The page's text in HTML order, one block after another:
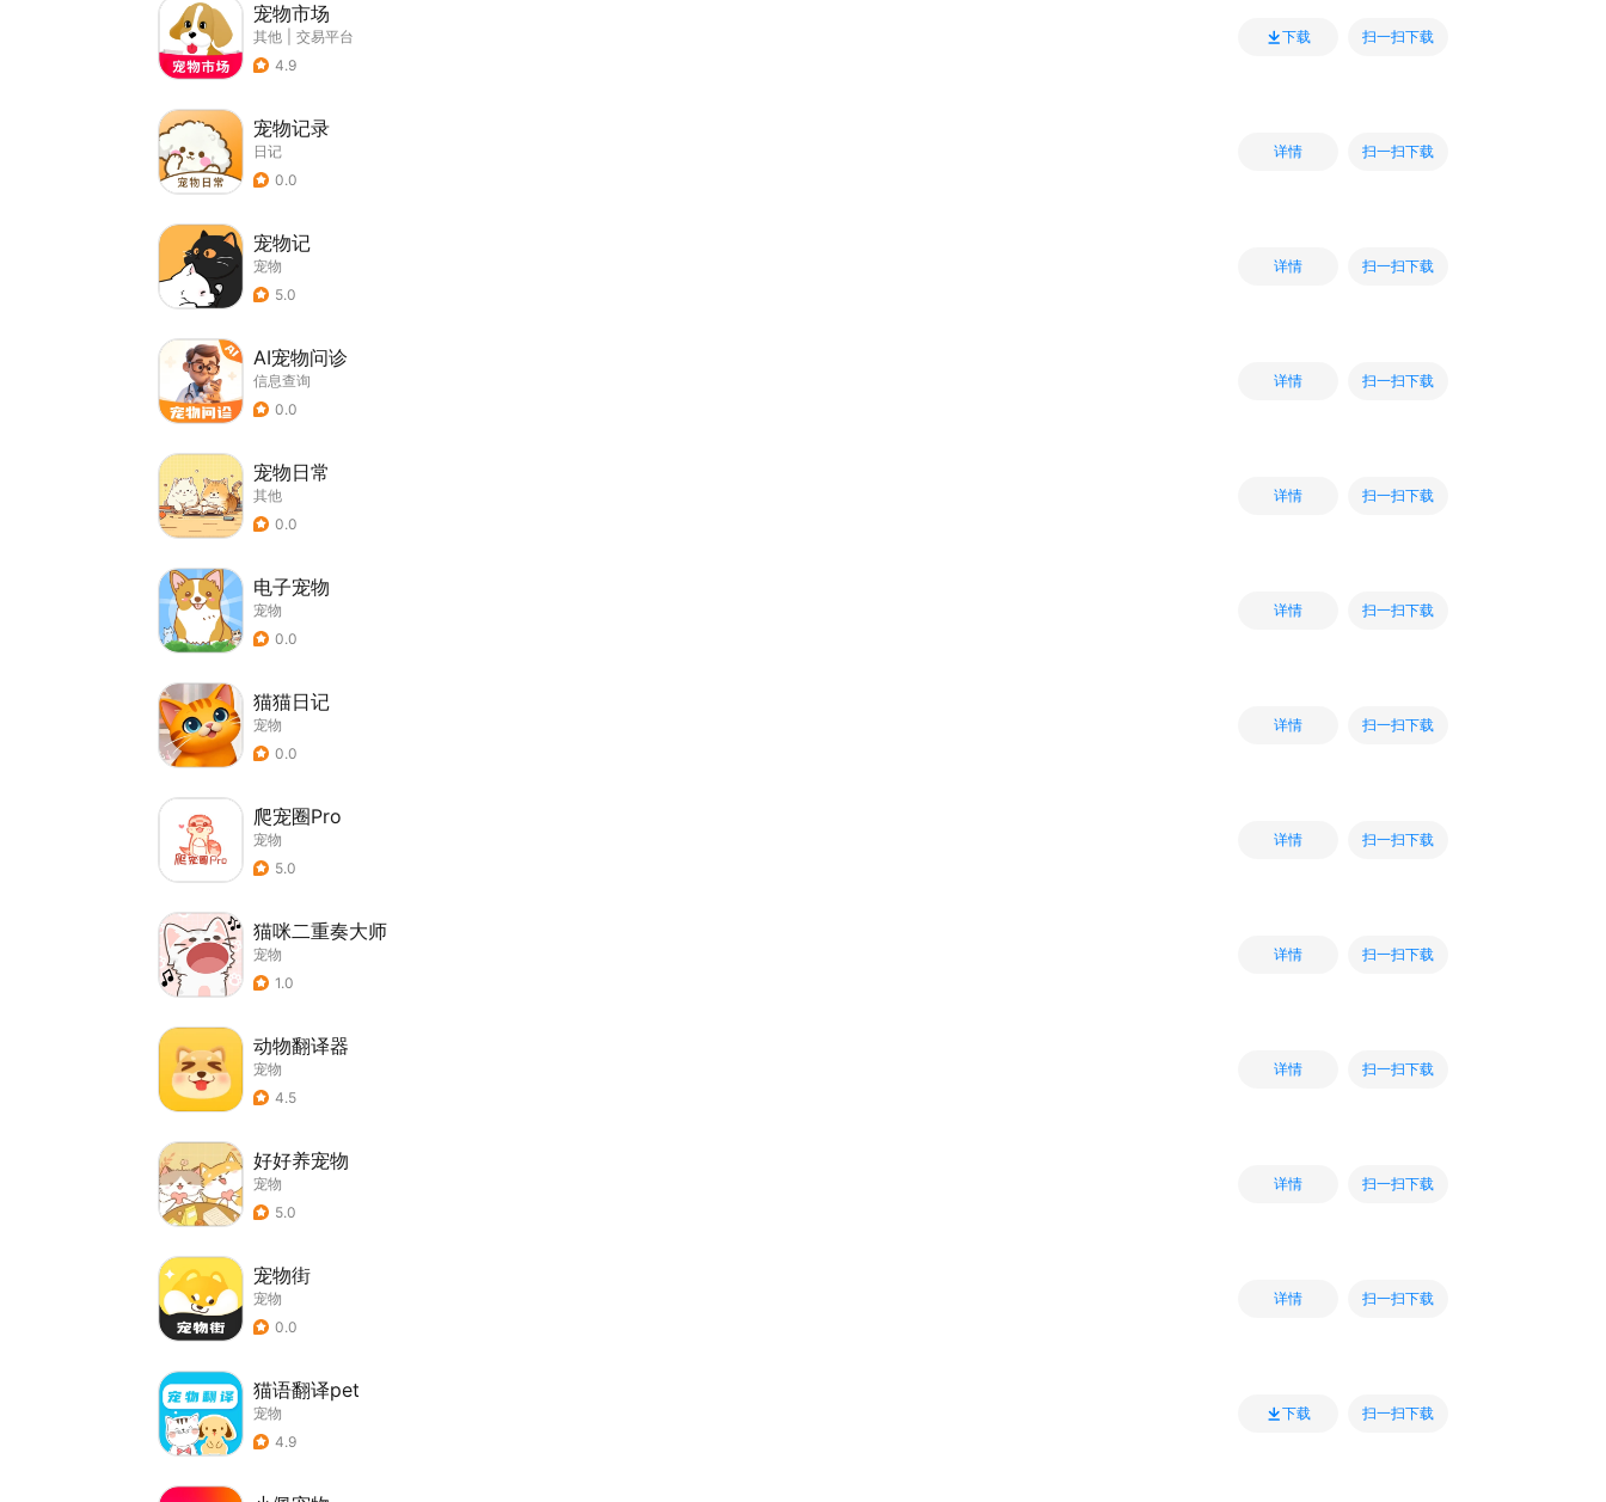
宠物市场
其他
交易平台
4.9
下载 扫一扫下载
宠物记录
日记
0.0
详情 扫一扫下载
宠物记
宠物
5.0
详情 扫一扫下载
AI宠物问诊
信息查询
0.0
详情 扫一扫下载
宠物日常
其他
0.0
详情 扫一扫下载
电子宠物
宠物
0.0
详情 扫一扫下载
猫猫日记
宠物
0.0
详情 扫一扫下载
爬宠圈Pro
宠物
5.0
详情 扫一扫下载
猫咪二重奏大师
宠物
1.0
详情 扫一扫下载
动物翻译器
宠物
4.5
详情 扫一扫下载
好好养宠物
宠物
5.0
详情 扫一扫下载
宠物街
宠物
0.0
详情 扫一扫下载
猫语翻译pet
宠物
4.9
下载 扫一扫下载